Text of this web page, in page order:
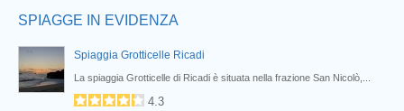
SPIAGGE IN EVIDENZA
Spiaggia Grotticelle Ricadi
La spiaggia Grotticelle di Ricadi è situata nella frazione San Nicolò,...
4.3